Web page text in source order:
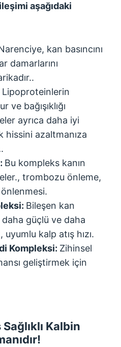
aşağıdaki
kan basıncını
damarlarını
Lipoproteinlerin
ve bağışıklığı
ayrıca daha iyi
hissini azaltmanıza
Bu kompleks kanın
trombozu önleme,
önlenmesi.
Bileşen kan
daha güçlü ve daha
kalp atış hızı.
Kompleksi: Zihinsel
geliştirmek için
Kalbin